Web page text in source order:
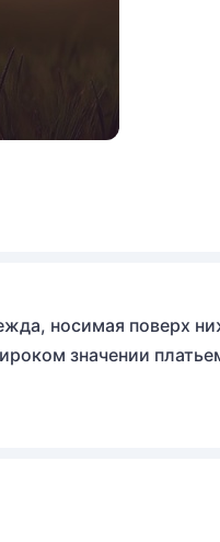
носимая поверх
значении